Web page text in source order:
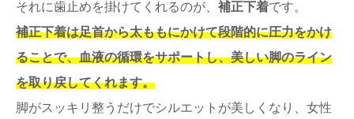
それに歯止めを掛けてくれるのが、 補正下着です。
補正下着は足首から太ももにかけて段階的に圧力をかけ
ることで、血液の循環をサポートし、美しい脚のライン
を取り戻してくれます。
脚がスッキリ整うだけでシルエットが美しくなり、女性